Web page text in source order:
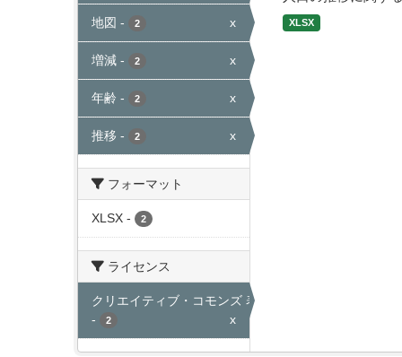
地図 - 2 x
増減 - 2 x
年齢 - 2 x
推移 - 2 x
フォーマット
XLSX - 2
ライセンス
クリエイティブ・コモンズ 表示
-
2 x
XLSX